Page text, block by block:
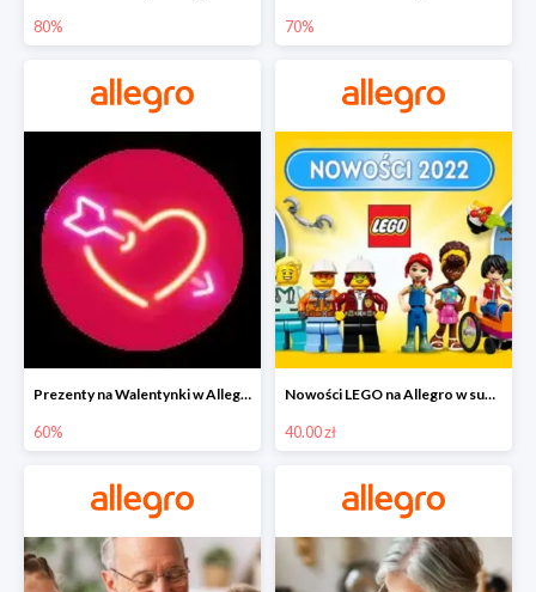
80% 70%
Prezenty na Walentynki w Allegro do -60%
60%
Nowości LEGO na Allegro w super cenach od 40 zł
40.00 zł